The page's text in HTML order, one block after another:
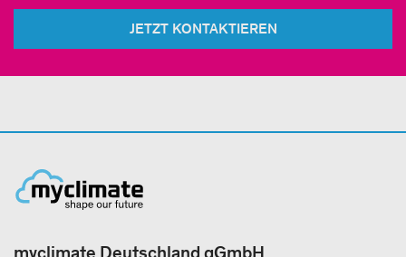
JETZT KONTAKTIEREN
myclimate Deutschland gGmbH